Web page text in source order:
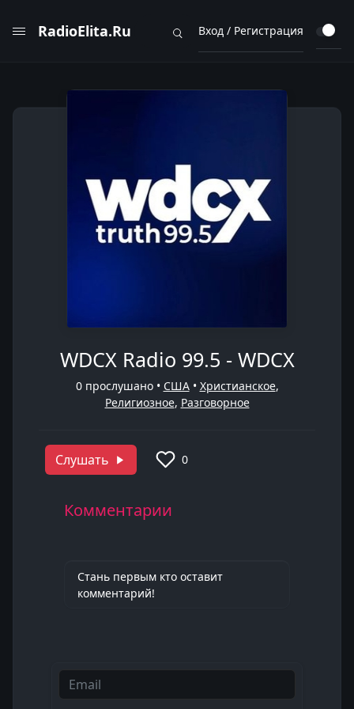
RadioElita.Ru Вход / Регистрация
WDCX Radio 99.5 - WDCX
0прослушано • США• Христианское,
Религиозное, Разговорное
Слушать 0
Комментарии
Стань первым кто оставит
комментарий!